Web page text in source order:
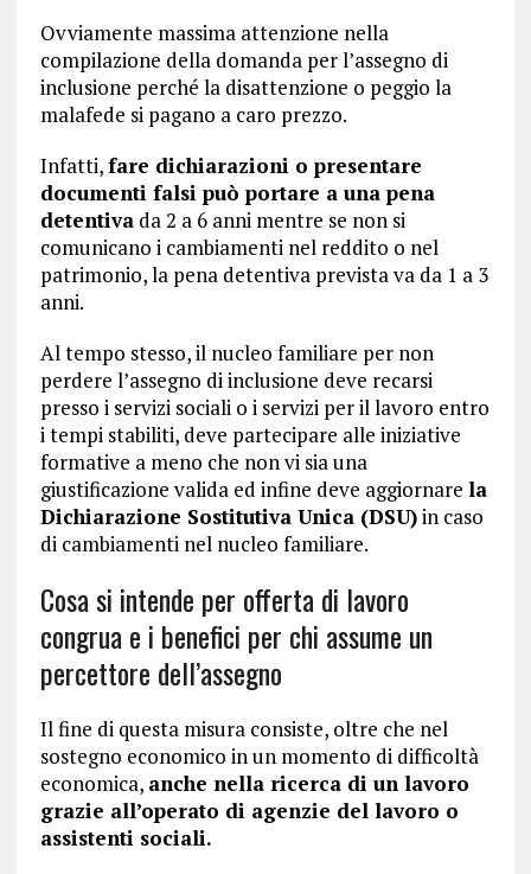
Ovviamente massima attenzione nella
compilazione della domanda per l’assegno di
inclusione perché la disattenzione o peggio la
malafede si pagano a caro prezzo.
Infatti,fare dichiarazioni o presentare
documenti falsi può portare a una pena
detentivada 2 a 6 anni mentre se non si
comunicano i cambiamenti nel reddito o nel
patrimonio, la pena detentiva prevista va da 1 a 3
anni.
Al tempo stesso, il nucleo familiare per non
perdere l’assegno di inclusione deve recarsi
presso i servizi sociali o i servizi per il lavoro entro
i tempi stabiliti, deve partecipare alle iniziative
formative a meno che non vi sia una
giustificazione valida ed infine deve aggiornare la
Dichiarazione Sostitutiva Unica (DSU)in caso
di cambiamenti nel nucleo familiare.
Cosa si intende per offerta di lavoro
congrua e i benefici per chi assume un
percettore dell’assegno
Il fine di questa misura consiste, oltre che nel
sostegno economico in un momento di difficoltà
economica, anche nella ricerca di un lavoro
grazie all’operato di agenzie del lavoro o
assistenti sociali.